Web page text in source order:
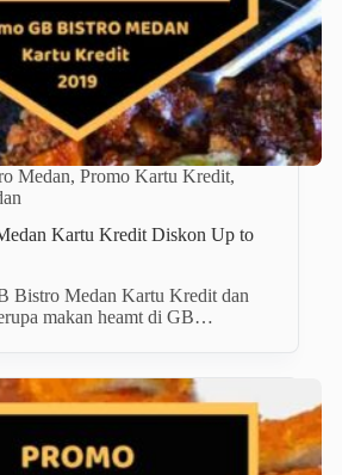
Medan, Promo Kartu Kredit,
Kartu Kredit Diskon Up to
Bistro Medan Kartu Kredit dan
makan heamt di GB…